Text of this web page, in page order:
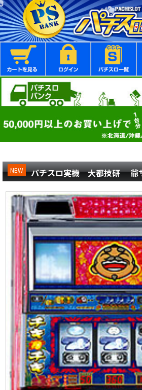
NEW パチスロ実機 大都技研 爺